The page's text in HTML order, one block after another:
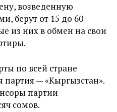
возведенную
берут от 15 до 60
из них в обмен на свои
по всей стране
партия — «Кыргызстан».
партии
сомов.